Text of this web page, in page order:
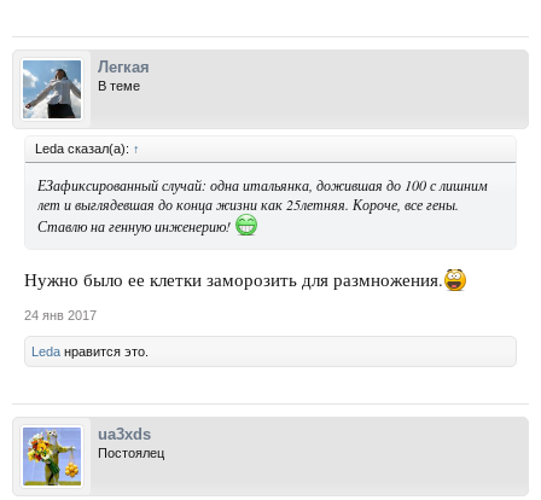
Легкая
В теме
Leda сказал(а): ↑
ЕЗафиксированный случай: одна итальянка, дожившая до 100 с лишним
лет и выглядевшая до конца жизни как 25летняя. Короче, все гены.
Ставлю на генную инженерию!
Нужно было ее клетки заморозить для размножения.
24 янв 2017
Leda нравится это.
ua3xds
Постоялец